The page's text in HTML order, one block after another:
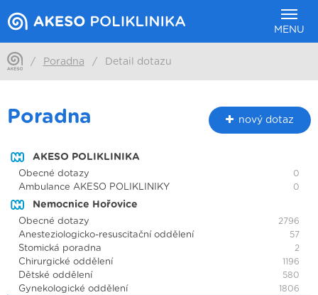
MENU
/ Poradna / Detail dotazu
Poradna nový dotaz
AKESO POLIKLINIKA
Obecné dotazy 0
Ambulance AKESO POLIKLINIKY 0
Nemocnice Hořovice
Obecné dotazy 2796
Anesteziologicko-resuscitační oddělení 57
Stomická poradna 2
Chirurgické oddělení 1196
Dětské oddělení 580
Gynekologické oddělení 1806